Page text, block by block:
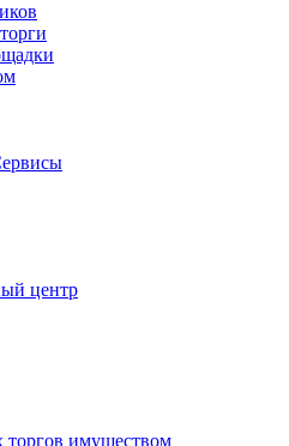
центр
торгов имуществом